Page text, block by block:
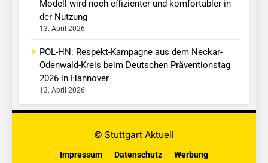
Modell wird noch effizienter und komfortabler in
der Nutzung
13. April 2026
POL-HN: Respekt-Kampagne aus dem Neckar-
Odenwald-Kreis beim Deutschen Präventionstag
2026 in Hannover
13. April 2026
© Stuttgart Aktuell
Impressum Datenschutz Werbung